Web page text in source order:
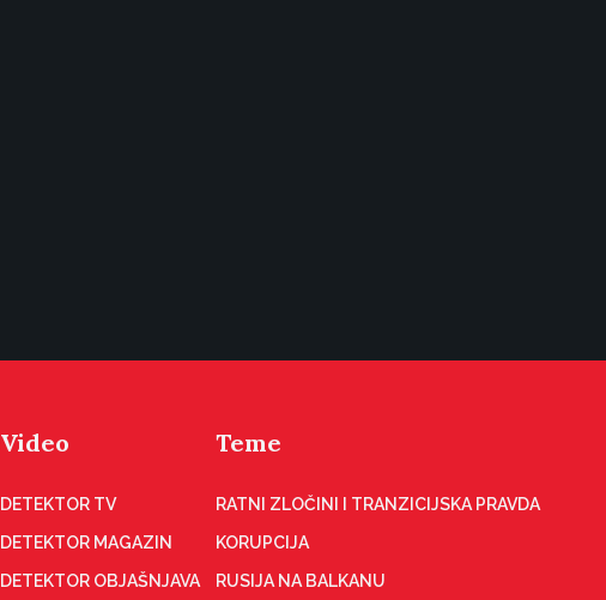
Video
DETEKTOR TV
DETEKTOR MAGAZIN
DETEKTOR OBJAŠNJAVA
Teme
RATNI ZLOČINI I TRANZICIJSKA PRAVDA
KORUPCIJA
RUSIJA NA BALKANU